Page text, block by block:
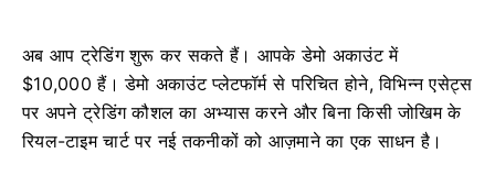
अब आप ट्रेडिंग शुरू कर सकते हैं। आपके डेमो अकाउंट में
$10,000 हैं। डेमो अकाउंट प्लेटफॉर्म से परिचित होने, विभिन्न एसेट्स
पर अपने ट्रेडिंग कौशल का अभ्यास करने और बिना किसी जोखिम के
रियल-टाइम चार्ट पर नई तकनीकों को आज़माने का एक साधन है।